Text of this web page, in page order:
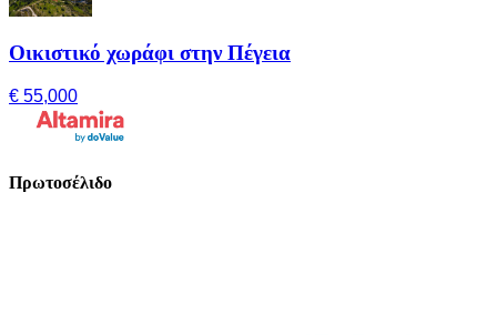
Οικιστικό χωράφι στην Πέγεια
€ 55,000
Πρωτοσέλιδο